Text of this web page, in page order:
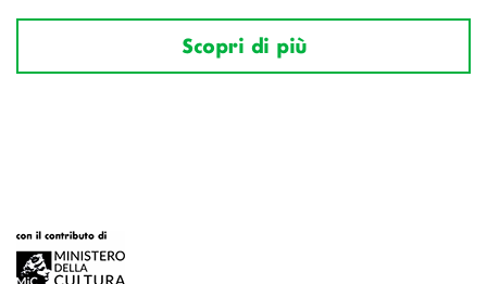
Scopri di più